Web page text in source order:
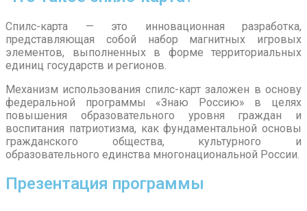
Спилс-карта — это инновационная разработка,
представляющая собой набор магнитных игровых
элементов, выполненных в форме территориальных
единиц государств и регионов.
Механизм использования спилс-карт заложен в основу
федеральной программы «Знаю Россию» в целях
повышения образовательного уровня граждан и
воспитания патриотизма, как фундаментальной основы
гражданского общества, культурного и
образовательного единства многонациональной России.
Презентация программы